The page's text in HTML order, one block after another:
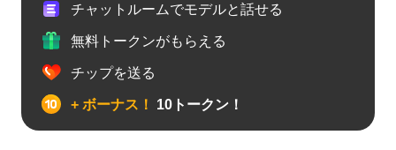
チャットルームでモデルと話せる
無料トークンがもらえる
チップを送る
+ ボーナス！ 10トークン！